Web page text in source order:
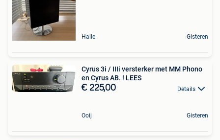
Halle Gisteren
Cyrus 3i / IIIi versterker met MM Phono
en Cyrus AB. ! LEES
€ 225,00 Details
Ooij Gisteren